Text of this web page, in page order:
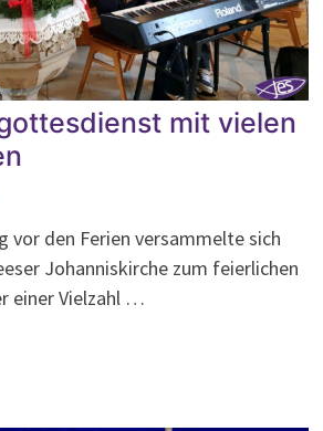
mit vielen
vor den Ferien versammelte sich
Johanniskirche zum feierlichen
einer Vielzahl …